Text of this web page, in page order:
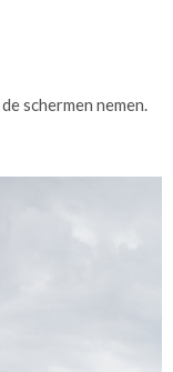
schermen nemen.